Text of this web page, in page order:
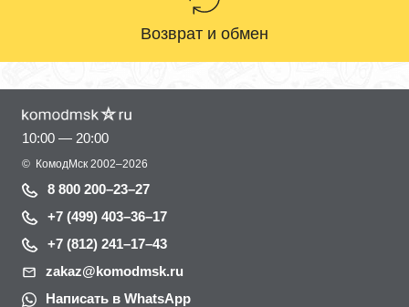
Возврат и обмен
10:00 — 20:00
© КомодМск 2002–2026
8 800 200–23–27
+7 (499) 403–36–17
+7 (812) 241–17–43
zakaz@komodmsk.ru
Написать в WhatsApp